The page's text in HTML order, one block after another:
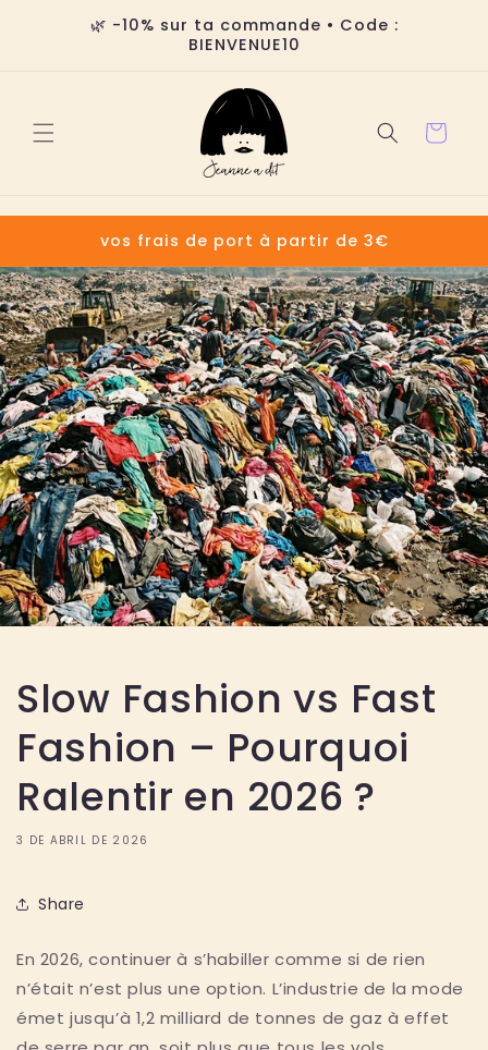
directamente🌿 -10% sur ta commande • Code :
BIENVENUE10
Carrito
vos frais de port à partir de 3€
Slow Fashion vs Fast
Fashion – Pourquoi
Ralentir en 2026 ?
3 DE ABRIL DE 2026
Share
En 2026, continuer à s’habiller comme si de rien
n’était n’est plus une option. L’industrie de la mode
émet jusqu’à 1,2 milliard de tonnes de gaz à effet